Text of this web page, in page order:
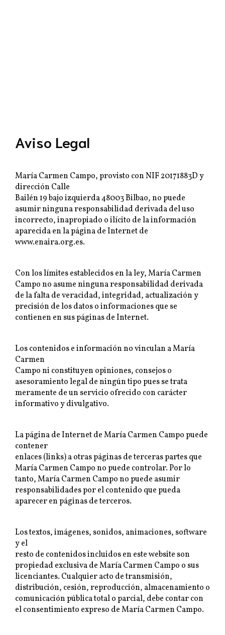
Aviso Legal
María Carmen Campo, provisto con NIF 20171883D y
dirección Calle
Bailén 19 bajo izquierda 48003 Bilbao, no puede
asumir ninguna responsabilidad derivada del uso
incorrecto, inapropiado o ilícito de la información
aparecida en la página de Internet de
www.enaira.org.es.
Con los límites establecidos en la ley, María Carmen
Campo no asume ninguna responsabilidad derivada
de la falta de veracidad, integridad, actualización y
precisión de los datos o informaciones que se
contienen en sus páginas de Internet.
Los contenidos e información no vinculan a María
Carmen
Campo ni constituyen opiniones, consejos o
asesoramiento legal de ningún tipo pues se trata
meramente de un servicio ofrecido con carácter
informativo y divulgativo.
La página de Internet de María Carmen Campo puede
contener
enlaces (links) a otras páginas de terceras partes que
María Carmen Campo no puede controlar. Por lo
tanto, María Carmen Campo no puede asumir
responsabilidades por el contenido que pueda
aparecer en páginas de terceros.
Los textos, imágenes, sonidos, animaciones, software
y el
resto de contenidos incluidos en este website son
propiedad exclusiva de María Carmen Campo o sus
licenciantes. Cualquier acto de transmisión,
distribución, cesión, reproducción, almacenamiento o
comunicación pública total o parcial, debe contar con
el consentimiento expreso de María Carmen Campo.